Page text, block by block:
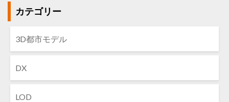
カテゴリー
3D都市モデル
DX
LOD